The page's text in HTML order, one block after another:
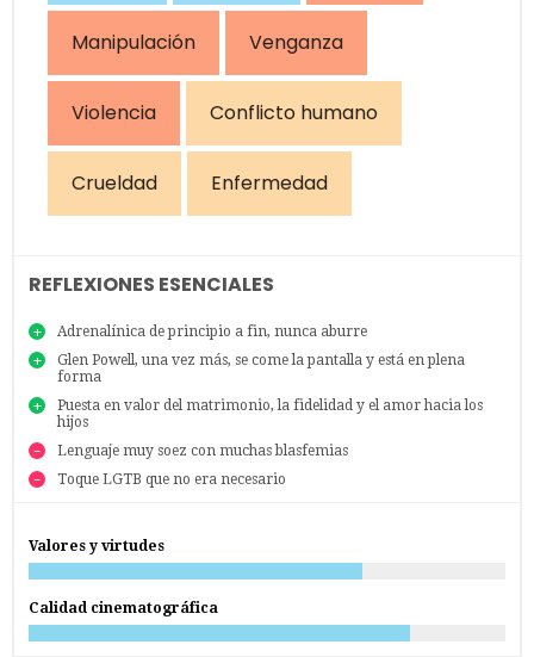
Manipulación Venganza
Violencia Conflicto humano
Crueldad Enfermedad
REFLEXIONES ESENCIALES
Adrenalínica de principio a fin, nunca aburre
Glen Powell, una vez más, se come la pantalla y está en plena
forma
Puesta en valor del matrimonio, la fidelidad y el amor hacia los
hijos
Lenguaje muy soez con muchas blasfemias
Toque LGTB que no era necesario
Valores y virtudes
Calidad cinematográfica